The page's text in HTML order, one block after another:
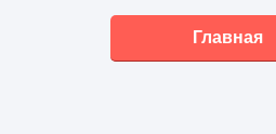
Главная